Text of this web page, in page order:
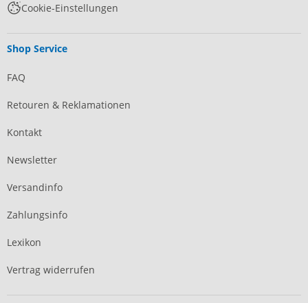
Cookie-Einstellungen
Shop Service
FAQ
Retouren & Reklamationen
Kontakt
Newsletter
Versandinfo
Zahlungsinfo
Lexikon
Vertrag widerrufen